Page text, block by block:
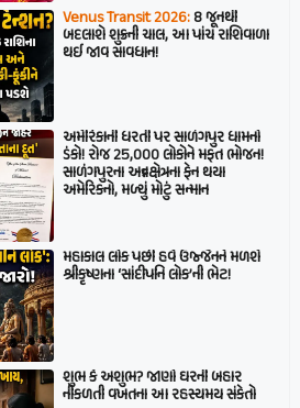
Venus Transit 2026:8 જૂનથી
બદલાશે શુક્રની ચાલ, આ પાંચ રાશિવાળા
થઈ જાવ સાવધાન!
અમેરિકાની ધરતી પર સાળંગપુર ધામનો
ડંકો! રોજ 25,000 લોકોને મફત ભોજન!
સાળંગપુરના અન્નક્ષેત્રના ફેન થયા
અમેરિકનો, મળ્યું મોટું સન્માન
મહાકાલ લોક પછી હવે ઉજ્જૈનને મળશે
શ્રીકૃષ્ણના ‘સાંદીપનિ લોક’ની ભેટ!
શુભ કે અશુભ? જાણો ઘરની બહાર
નીકળતી વખતના આ રહસ્યમય સંકેતો